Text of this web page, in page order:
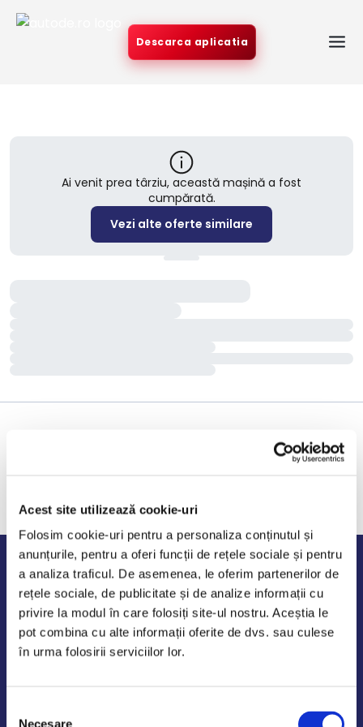
Acest site utilizează cookie-uri
Folosim cookie-uri pentru a personaliza conținutul și
anunțurile, pentru a oferi funcții de rețele sociale și pentru
a analiza traficul. De asemenea, le oferim partenerilor de
rețele sociale, de publicitate și de analize informații cu
privire la modul în care folosiți site-ul nostru. Aceștia le
pot combina cu alte informații oferite de dvs. sau culese
în urma folosirii serviciilor lor.
Necesare
Descarca aplicatia
Ai venit prea târziu, această mașină a fost
cumpărată.
Vezi alte oferte similare
Program de lucru
Luni - Vineri: 09:00-18:00
Sambata - Duminica: 10:00-14:00